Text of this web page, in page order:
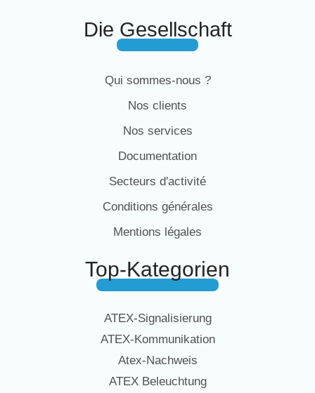
Die Gesellschaft
Qui sommes-nous ?
Nos clients
Nos services
Documentation
Secteurs d'activité
Conditions générales
Mentions légales
Top-Kategorien
ATEX-Signalisierung
ATEX-Kommunikation
Atex-Nachweis
ATEX Beleuchtung